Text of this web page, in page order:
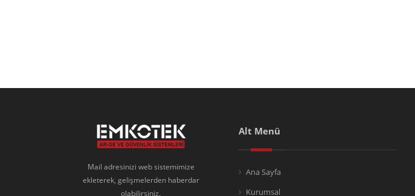
Mail adresinizi web sistemimize
ekleterek, gelişmelerden haberdar
olabilirsiniz.
Alt Menü
Ana Sayfa
Kurumsal